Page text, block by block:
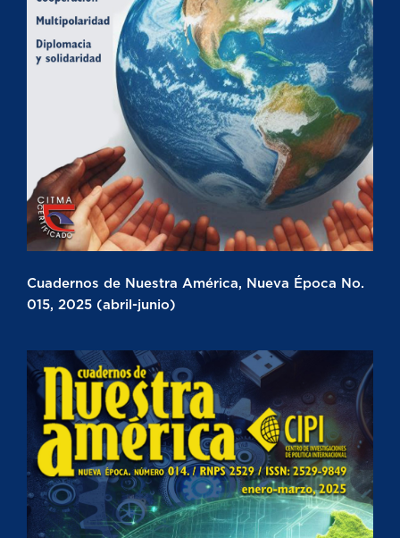
Cuadernos de Nuestra América, Nueva Época No.
015, 2025 (abril-junio)